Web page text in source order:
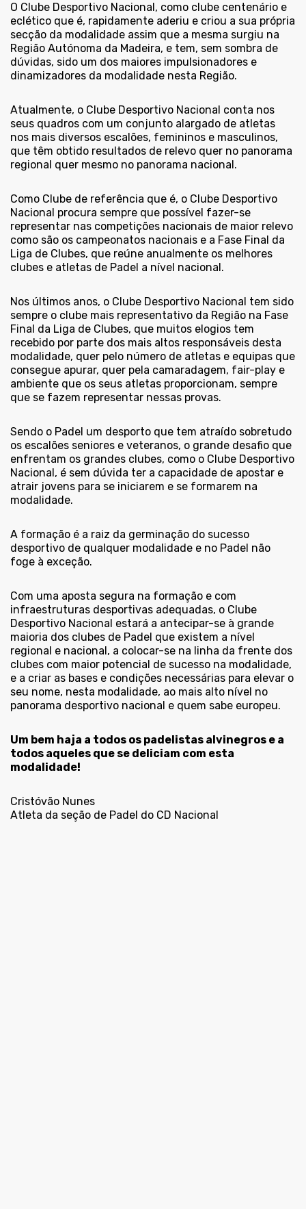
O Clube Desportivo Nacional, como clube centenário e
eclético que é, rapidamente aderiu e criou a sua própria
secção da modalidade assim que a mesma surgiu na
Região Autónoma da Madeira, e tem, sem sombra de
dúvidas, sido um dos maiores impulsionadores e
dinamizadores da modalidade nesta Região.
Atualmente, o Clube Desportivo Nacional conta nos
seus quadros com um conjunto alargado de atletas
nos mais diversos escalões, femininos e masculinos,
que têm obtido resultados de relevo quer no panorama
regional quer mesmo no panorama nacional.
Como Clube de referência que é, o Clube Desportivo
Nacional procura sempre que possível fazer-se
representar nas competições nacionais de maior relevo
como são os campeonatos nacionais e a Fase Final da
Liga de Clubes, que reúne anualmente os melhores
clubes e atletas de Padel a nível nacional.
Nos últimos anos, o Clube Desportivo Nacional tem sido
sempre o clube mais representativo da Região na Fase
Final da Liga de Clubes, que muitos elogios tem
recebido por parte dos mais altos responsáveis desta
modalidade, quer pelo número de atletas e equipas que
consegue apurar, quer pela camaradagem, fair-play e
ambiente que os seus atletas proporcionam, sempre
que se fazem representar nessas provas.
Sendo o Padel um desporto que tem atraído sobretudo
os escalões seniores e veteranos, o grande desafio que
enfrentam os grandes clubes, como o Clube Desportivo
Nacional, é sem dúvida ter a capacidade de apostar e
atrair jovens para se iniciarem e se formarem na
modalidade.
A formação é a raiz da germinação do sucesso
desportivo de qualquer modalidade e no Padel não
foge à exceção.
Com uma aposta segura na formação e com
infraestruturas desportivas adequadas, o Clube
Desportivo Nacional estará a antecipar-se à grande
maioria dos clubes de Padel que existem a nível
regional e nacional, a colocar-se na linha da frente dos
clubes com maior potencial de sucesso na modalidade,
e a criar as bases e condições necessárias para elevar o
seu nome, nesta modalidade, ao mais alto nível no
panorama desportivo nacional e quem sabe europeu.
Um bem haja a todos os padelistas alvinegros e a
todos aqueles que se deliciam com esta
modalidade!
Cristóvão Nunes
Atleta da seção de Padel do CD Nacional